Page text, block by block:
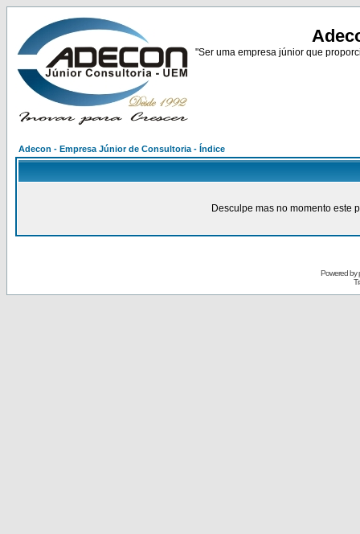
"Ser uma empresa júnior que
Adecon - Empresa Júnior de Consultoria - Índice
Desculpe mas no momento este
Powered by